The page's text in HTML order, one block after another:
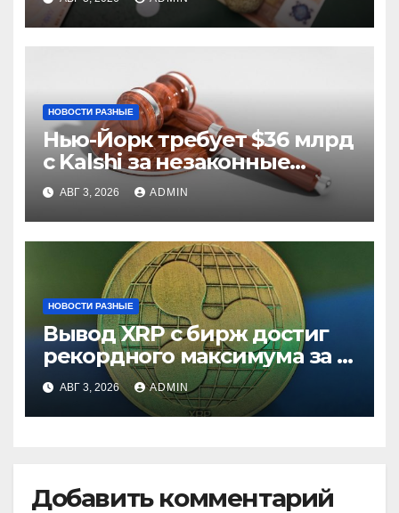
НОВОСТИ РАЗНЫЕ
Нью-Йорк требует $36 млрд
с Kalshi за незаконные
ставки
АВГ 3, 2026 ADMIN
НОВОСТИ РАЗНЫЕ
Вывод XRP с бирж достиг
рекордного максимума за 5
летАВГ 3, 2026 ADMIN
Добавить комментарий